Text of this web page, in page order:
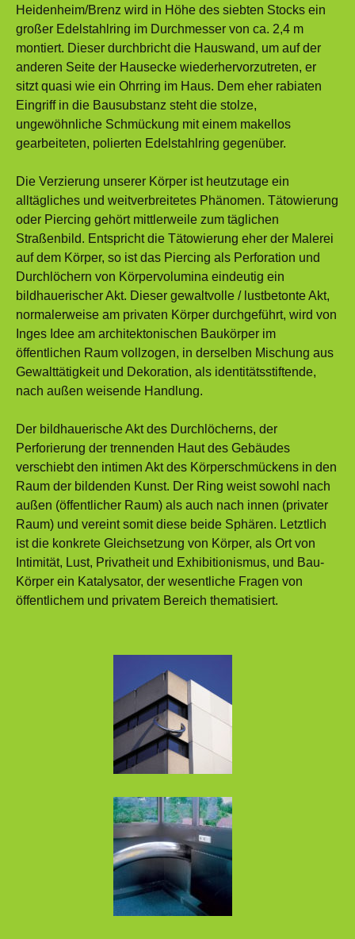
Heidenheim/Brenz wird in Höhe des siebten Stocks ein
großer Edelstahlring im Durchmesser von ca. 2,4 m
montiert. Dieser durchbricht die Hauswand, um auf der
anderen Seite der Hausecke wiederhervorzutreten, er
sitzt quasi wie ein Ohrring im Haus. Dem eher rabiaten
Eingriff in die Bausubstanz steht die stolze,
ungewöhnliche Schmückung mit einem makellos
gearbeiteten, polierten Edelstahlring gegenüber.
Die Verzierung unserer Körper ist heutzutage ein
alltägliches und weitverbreitetes Phänomen. Tätowierung
oder Piercing gehört mittlerweile zum täglichen
Straßenbild. Entspricht die Tätowierung eher der Malerei
auf dem Körper, so ist das Piercing als Perforation und
Durchlöchern von Körpervolumina eindeutig ein
bildhauerischer Akt. Dieser gewaltvolle / lustbetonte Akt,
normalerweise am privaten Körper durchgeführt, wird von
Inges Idee am architektonischen Baukörper im
öffentlichen Raum vollzogen, in derselben Mischung aus
Gewalttätigkeit und Dekoration, als identitätsstiftende,
nach außen weisende Handlung.
Der bildhauerische Akt des Durchlöcherns, der
Perforierung der trennenden Haut des Gebäudes
verschiebt den intimen Akt des Körperschmückens in den
Raum der bildenden Kunst. Der Ring weist sowohl nach
außen (öffentlicher Raum) als auch nach innen (privater
Raum) und vereint somit diese beide Sphären. Letztlich
ist die konkrete Gleichsetzung von Körper, als Ort von
Intimität, Lust, Privatheit und Exhibitionismus, und Bau-
Körper ein Katalysator, der wesentliche Fragen von
öffentlichem und privatem Bereich thematisiert.